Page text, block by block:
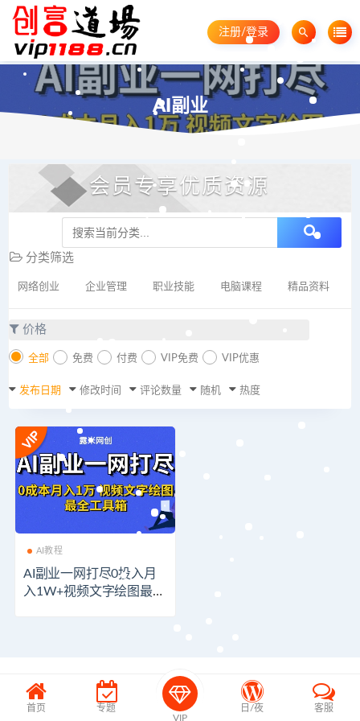
注册/登录
AI副业
会员专享优质资源
分类筛选
网络创业 企业管理 职业技能 电脑课程 精品资料
价格
全部 免费 付费 VIP免费 VIP优惠
发布日期 修改时间 评论数量 随机 热度
AI教程
AI副业一网打尽0投入月
入1W+视频文字绘图最全
首页
专题
VIP
日/夜 客服